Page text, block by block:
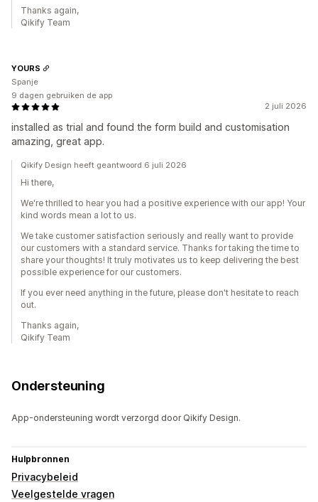
Thanks again,
Qikify Team
2 juli 2026
installed as trial and found the form build and customisation
amazing, great app.
YOURS
Spanje
9 dagen gebruiken de app
Qikify Design heeft geantwoord 6 juli 2026
Hi there,
We're thrilled to hear you had a positive experience with our app! Your
kind words mean a lot to us.
We take customer satisfaction seriously and really want to provide
our customers with a standard service. Thanks for taking the time to
share your thoughts! It truly motivates us to keep delivering the best
possible experience for our customers.
If you ever need anything in the future, please don't hesitate to reach
out.
Thanks again,
Qikify Team
Ondersteuning
App-ondersteuning wordt verzorgd door Qikify Design.
Hulpbronnen
Privacybeleid
Veelgestelde vragen